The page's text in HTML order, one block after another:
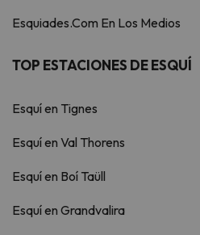
Esquiades.Com En Los Medios
TOP ESTACIONES DE ESQUÍ
Esquí en Tignes
Esquí en Val Thorens
Esquí en Boí Taüll
Esquí en Grandvalira